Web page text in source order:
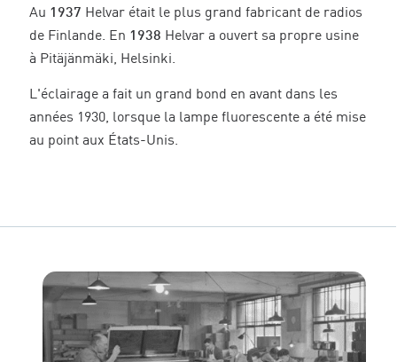
Au 1937 Helvar était le plus grand fabricant de radios
de Finlande. En 1938 Helvar a ouvert sa propre usine
à Pitäjänmäki, Helsinki.
L'éclairage a fait un grand bond en avant dans les
années 1930, lorsque la lampe fluorescente a été mise
au point aux États-Unis.